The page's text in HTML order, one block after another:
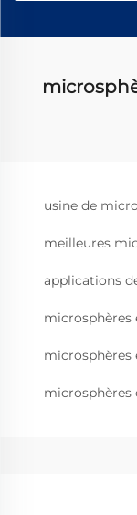
usine de
meilleures
applications
microsphères
microsphères
microsphères